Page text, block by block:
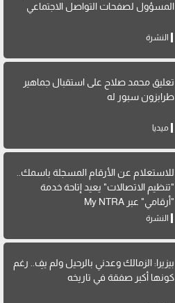
المسؤول لصفحات التواصل الاجتماعي
النشرة
تعليق محمد صلاح على استقبال جماهير
طرابزون سبور له
ميديا
للاستعلام عن الأرقام المسجلة باسمك..
"تنظيم الاتصالات" يعيد إتاحة خدمة
"أرقامي" عبر My NTRA
النشرة
بيزيرا: الزمالك وعدني بالرحيل ولم يفِ.. رغم
كونها أكبر صفقة في تاريخه